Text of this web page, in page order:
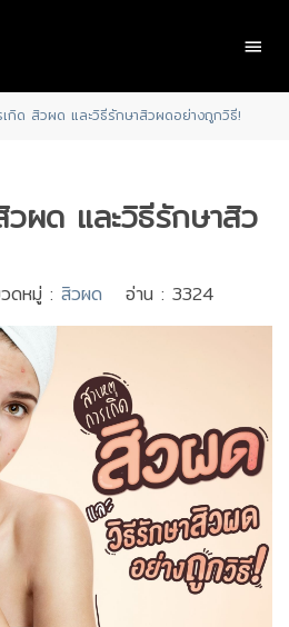
เกิด สิวผด และวิธีรักษาสิวผดอย่างถูกวิธี!
วผด และวิธีรักษาสิว
ดหมู่ : สิวผด อ่าน : 3324